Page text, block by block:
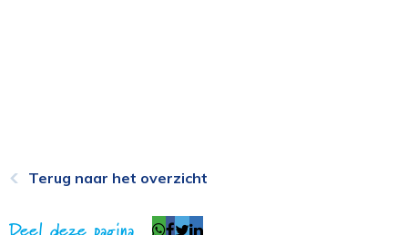
Terug naar het overzicht